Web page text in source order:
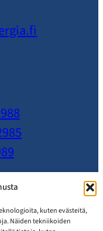
kuten evästeitä,
Näiden tekniikoiden